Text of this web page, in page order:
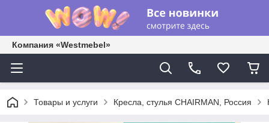
Компания «Westmebel»
Товары и услуги Кресла, стулья CHAIRMAN, Россия